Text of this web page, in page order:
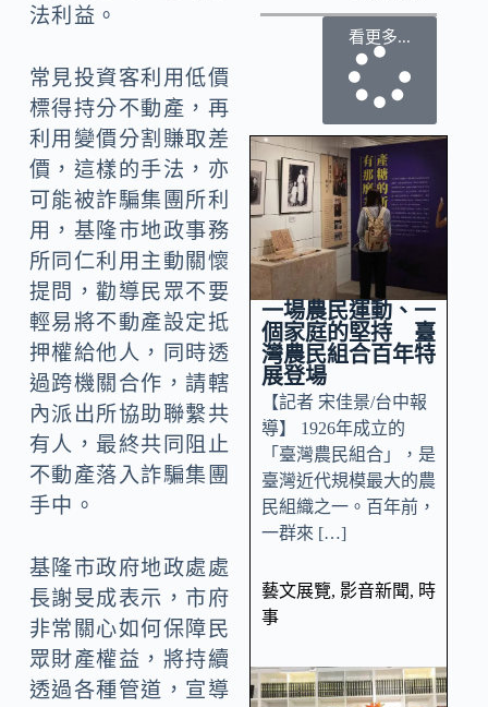
法利益。
常見投資客利用低價
標得持分不動產，再
利用變價分割賺取差
價，這樣的手法，亦
可能被詐騙集團所利
用，基隆市地政事務
所同仁利用主動關懷
提問，勸導民眾不要
輕易將不動產設定抵
押權給他人，同時透
過跨機關合作，請轄
內派出所協助聯繫共
有人，最終共同阻止
不動產落入詐騙集團
手中。
基隆市政府地政處處
長謝旻成表示，市府
非常關心如何保障民
眾財產權益，將持續
透過各種管道，宣導
看更多...
一場農民運動、一
個家庭的堅持 臺
灣農民組合百年特
展登場
【記者 宋佳景/台中報
導】 1926年成立的
「臺灣農民組合」，是
臺灣近代規模最大的農
民組織之一。百年前，
一群來 […]
藝文展覽, 影音新聞, 時
事